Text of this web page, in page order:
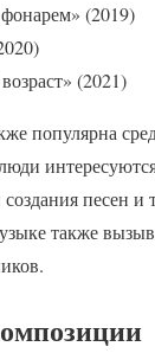
(2019)
(2021)
популярна
песен и
также